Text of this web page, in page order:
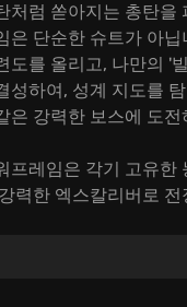
처럼 쏟아지는 총탄을
은 단순한 슈트가 아
도를 올리고, 나만의 '
성하여, 성계 지도를
은 강력한 보스에 도전
프레임은 각기 고유한
력한 엑스칼리버로
로운 미션, 그리고 무엇